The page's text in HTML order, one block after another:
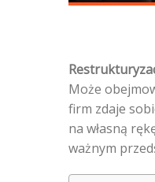
Może
firm zdaje
na własną
ważnym